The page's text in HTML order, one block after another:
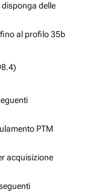
delle
al profilo 35b
PTM
acquisizione